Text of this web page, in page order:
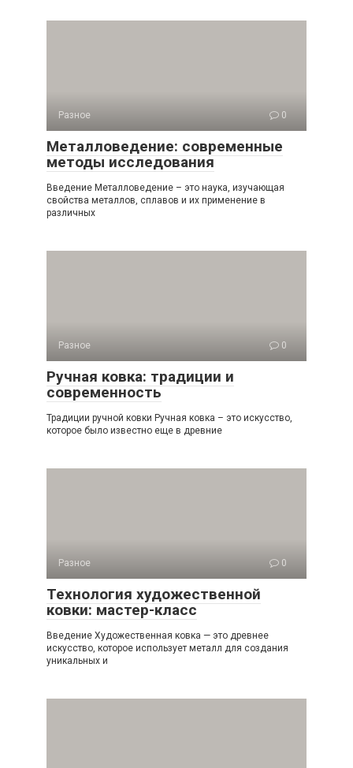
Разное 0
Металловедение: современные
методы исследования
Введение Металловедение – это наука, изучающая
свойства металлов, сплавов и их применение в
различных
Разное 0
Ручная ковка: традиции и
современность
Традиции ручной ковки Ручная ковка – это искусство,
которое было известно еще в древние
Разное 0
Технология художественной
ковки: мастер-класс
Введение Художественная ковка — это древнее
искусство, которое использует металл для создания
уникальных и